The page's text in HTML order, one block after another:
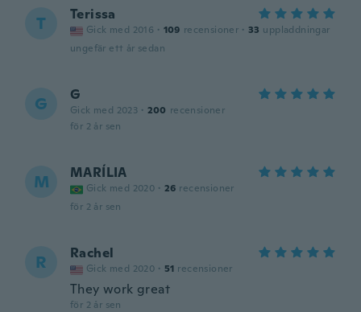
T Terissa
Gick med 2016 · 109 recensioner · 33 uppladdningar
ungefär ett år sedan
G G
Gick med 2023 · 200 recensioner
för 2 år sen
M MARÍLIA
Gick med 2020 · 26 recensioner
för 2 år sen
R Rachel
Gick med 2020 · 51 recensioner
They work great
för 2 år sen